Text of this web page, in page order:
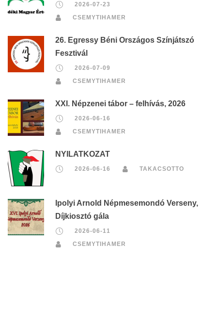
2026-07-23
CSEMYTIHAMER
26. Egressy Béni Országos Színjátszó
Fesztivál
2026-07-09
CSEMYTIHAMER
XXI. Népzenei tábor – felhívás, 2026
2026-06-16
CSEMYTIHAMER
NYILATKOZAT
2026-06-16 TAKACSOTTO
Ipolyi Arnold Népmesemondó Verseny,
Díjkiosztó gála
2026-06-11
CSEMYTIHAMER